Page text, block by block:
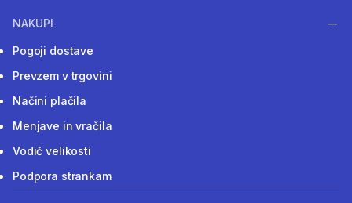
NAKUPI
Pogoji dostave
Prevzem v trgovini
Načini plačila
Menjave in vračila
Vodič velikosti
Podpora strankam